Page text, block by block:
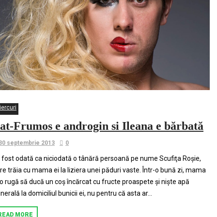
Frumos e androgin si Ileana e bărbată
septembrie 2013 0
fost odată ca niciodată o tânără persoană pe nume Scufiţa Roşie,
trăia cu mama ei la liziera unei păduri vaste. Într-o bună zi, mama
rugă să ducă un coş încărcat cu fructe proaspete şi nişte apă
la domiciliul bunicii ei, nu pentru că asta ar...
MORE